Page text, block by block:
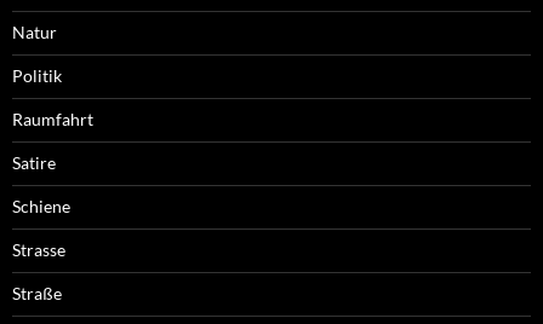
Natur
Politik
Raumfahrt
Satire
Schiene
Strasse
Straße